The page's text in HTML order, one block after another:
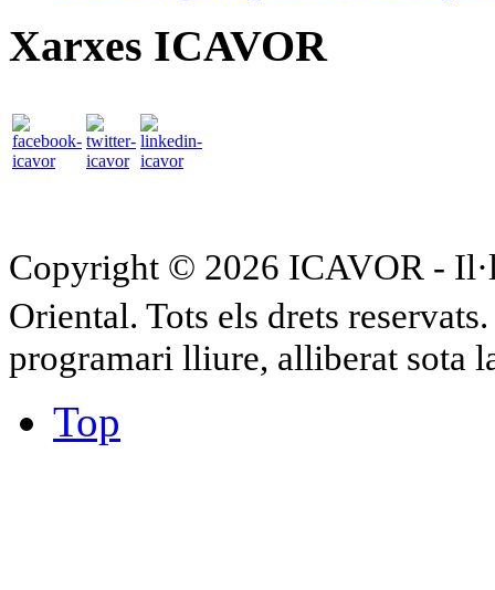
Xarxes ICAVOR
Copyright © 2026 ICAVOR -
Oriental. Tots els drets
programari lliure, alliberat sota
Top